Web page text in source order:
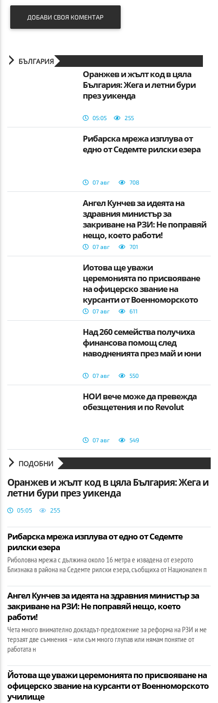
ДОБАВИ СВОЯ КОМЕНТАР
БЪЛГАРИЯ
Оранжев и жълт код в цяла
България: Жега и летни бури
през уикенда
05:05 255
Рибарска мрежа изплува от
едно от Седемте рилски езера
07 авг 708
Ангел Кунчев за идеята на
здравния министър за
закриване на РЗИ: Не поправяй
нещо, което работи!
07 авг 701
Йотова ще уважи
церемонията по присвояване
на офицерско звание на
курсанти от Военноморското
училище
07 авг 611
Над 260 семейства получиха
финансова помощ след
наводненията през май и юни
07 авг 550
НОИ вече може да превежда
обезщетения и по Revolut
07 авг 549
ПОДОБНИ
Оранжев и жълт код в цяла България: Жега и
летни бури през уикенда
05:05 255
Рибарска мрежа изплува от едно от Седемте
рилски езера
Риболовна мрежа с дължина около 16 метра е извадена от езерото
Близнака в района на Седемте рилски езера, съобщиха от Национален п
Ангел Кунчев за идеята на здравния министър за
закриване на РЗИ: Не поправяй нещо, което
работи!
Чета много внимателно докладът-предложение за реформа на РЗИ и ме
терзаят две съмнения – или съм много глупав или нямам понятие от
работата н
Йотова ще уважи церемонията по присвояване на
офицерско звание на курсанти от Военноморското
училище